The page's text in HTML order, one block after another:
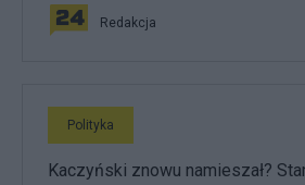
Redakcja
Polityka
Kaczyński znowu namieszał?